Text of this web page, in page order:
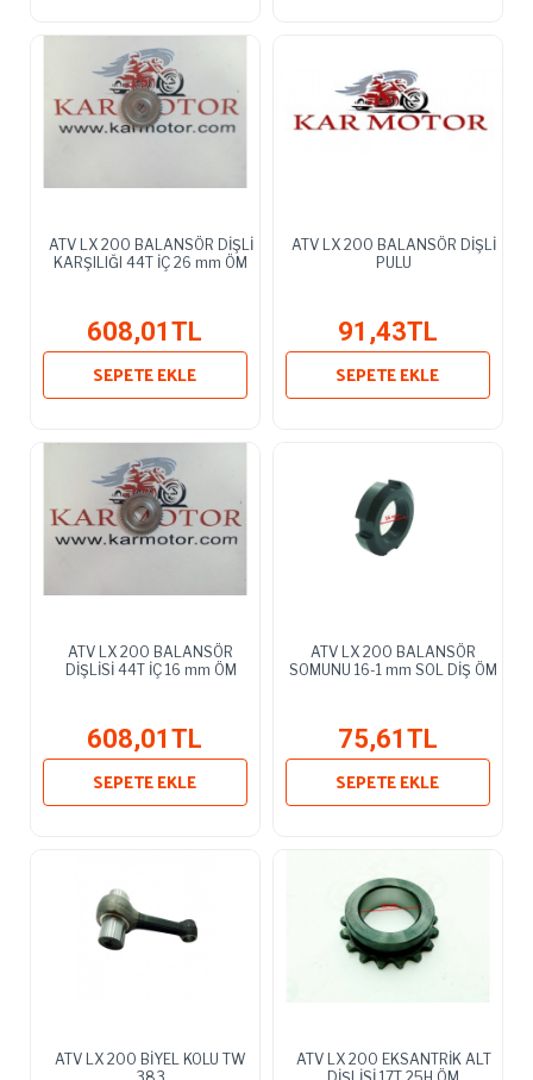
ATV LX 200 BALANSÖR DİŞLİ
KARŞILIĞI 44T İÇ 26 mm ÖM
608,01TL
SEPETE EKLE
ATV LX 200 BALANSÖR DİŞLİ
PULU
91,43TL
SEPETE EKLE
ATV LX 200 BALANSÖR
DİŞLİSİ 44T İÇ 16 mm ÖM
608,01TL
SEPETE EKLE
ATV LX 200 BALANSÖR
SOMUNU 16-1 mm SOL DİŞ ÖM
75,61TL
SEPETE EKLE
ATV LX 200 BİYEL KOLU TW
ATV LX 200 EKSANTRİK ALT